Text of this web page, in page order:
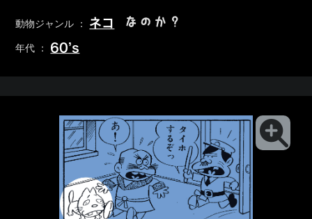
動物ジャンル ： ネコ なのか？
年代 ： 60’s